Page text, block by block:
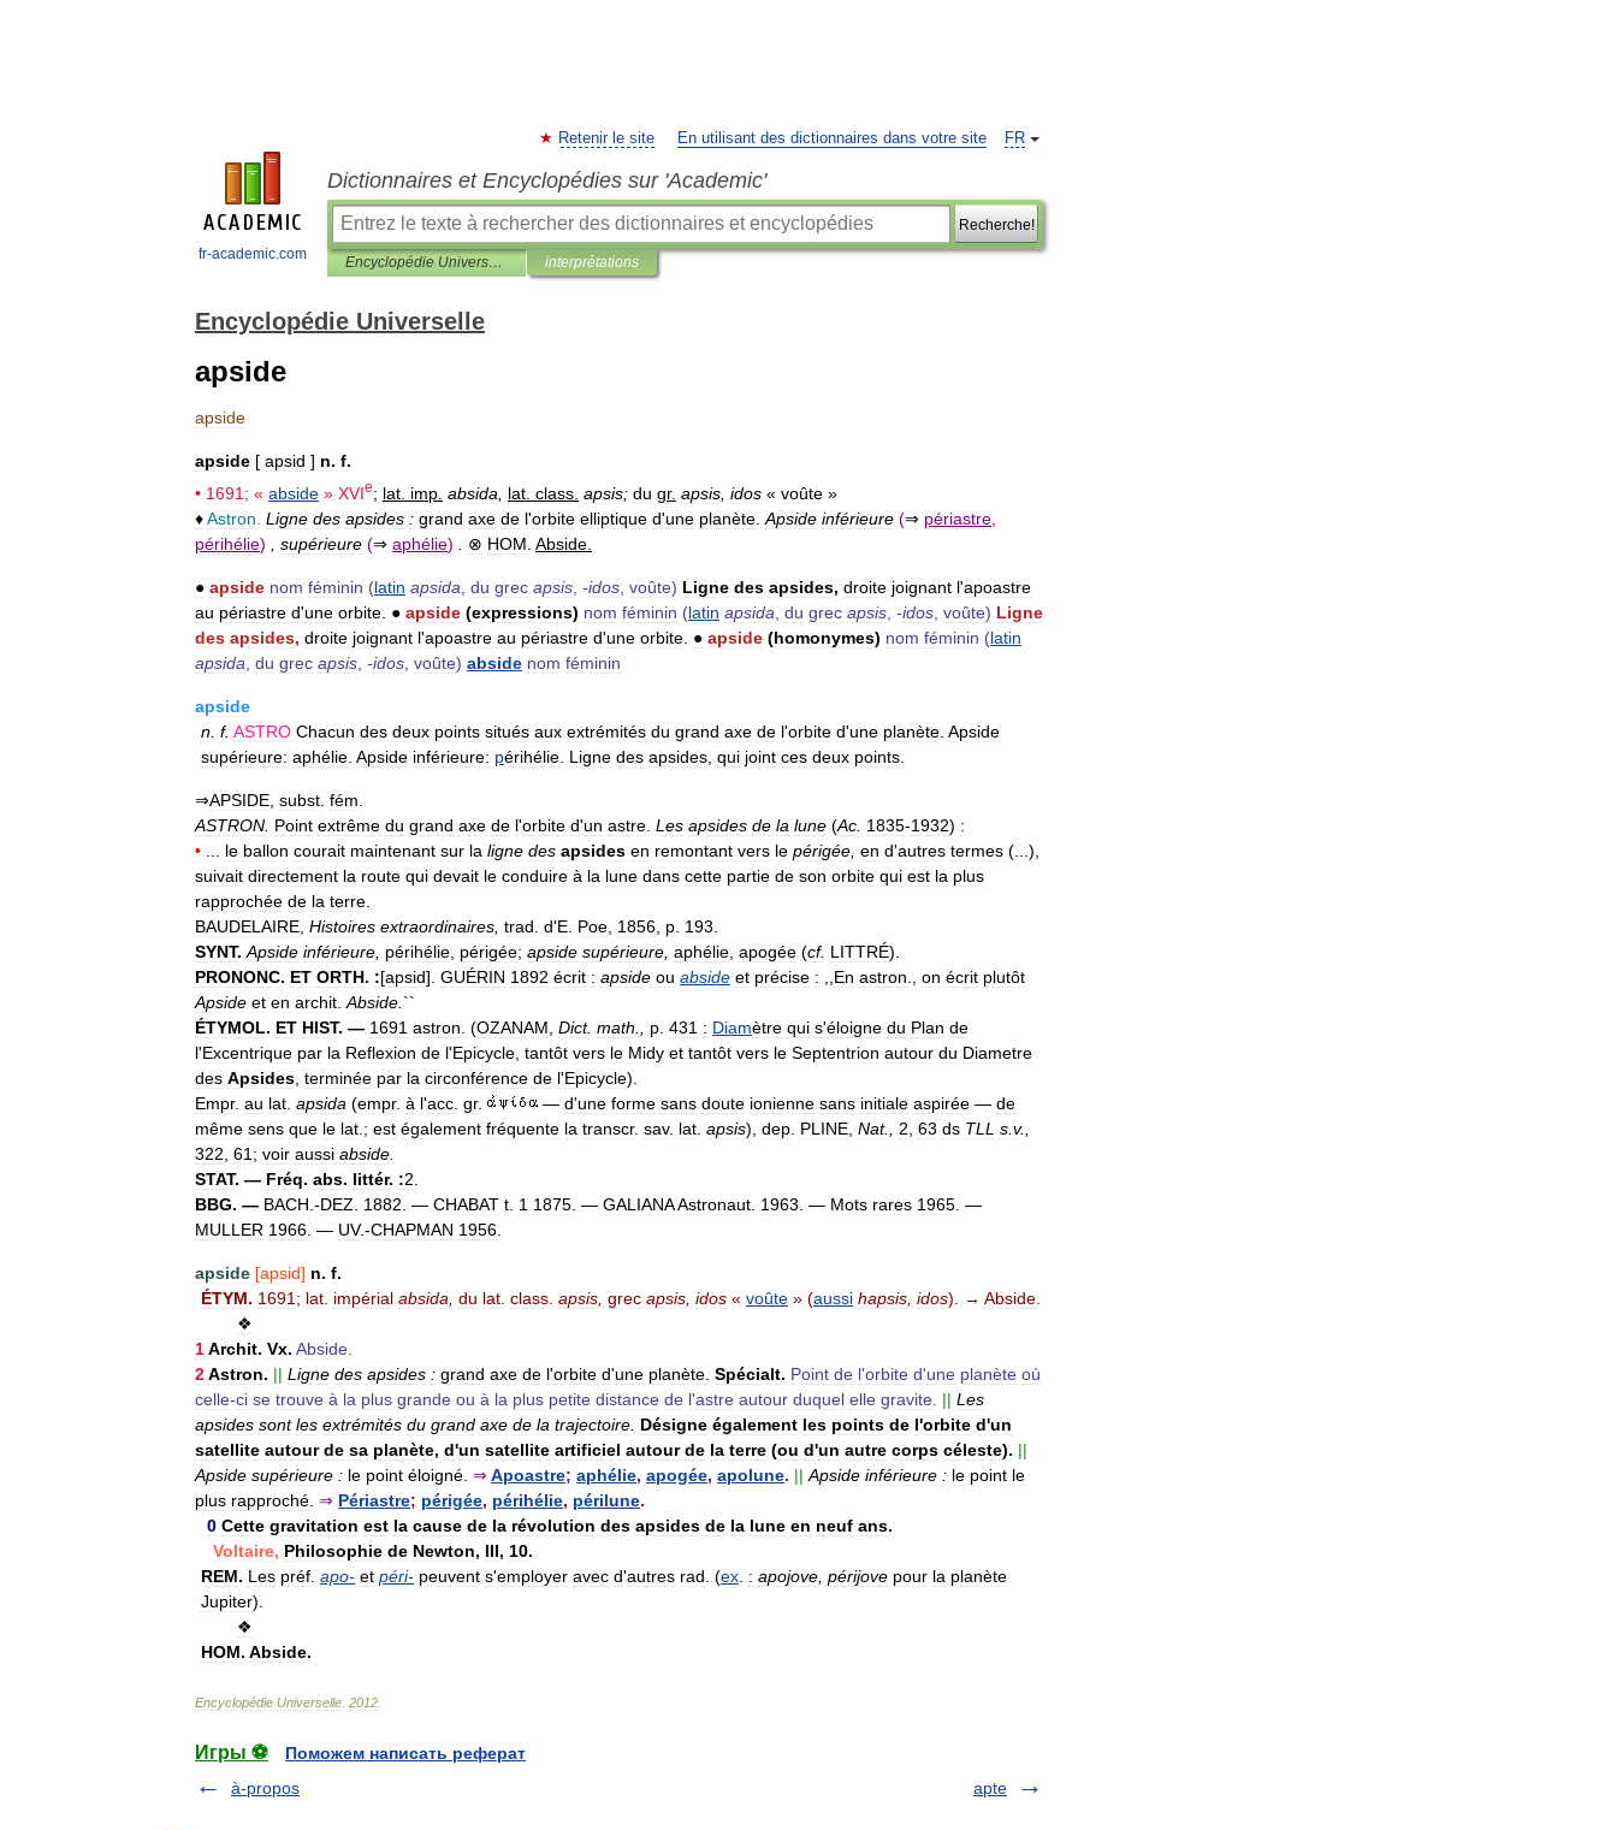
fr-academic.com
FR
Retenir le site En utilisant des dictionnaires dans votre site
Dictionnaires et Encyclopédies sur 'Academic'
Recherche!
Encyclopédie Universelle interprétations
Encyclopédie Universelle
apside
apside
apside [ apsid ] n. f.
• 1691 ; « abside » XVIe; lat imp absida lat class apsis; du gr. apsis idos « voûte »
♦Astron Ligne des apsides : grand axe de l'orbite elliptique d'une planète Apside inférieure (⇒ périastre
périhélie) supérieure (⇒ aphélie) ⊗ HOM Abside
● apside nom féminin (latin apsida du grec apsis -idos voûte) Ligne des apsides, droite joignant l'apoastre
au périastre d'une orbite ● apside (expressions) nom féminin (latin apsida du grec apsis -idos voûte) Ligne
des apsides, droite joignant l'apoastre au périastre d'une orbite ● apside (homonymes) nom féminin (latin
apsida du grec apsis -idos voûte) abside nom féminin
apside
n f. ASTRO Chacun des deux points situés aux extrémités du grand axe de l'orbite d'une planète Apside
supérieure: aphélie Apside inférieure: périhélie Ligne des apsides qui joint ces deux points
⇒APSIDE subst fém
ASTRON Point extrême du grand axe de l'orbite d'un astre Les apsides de la lune (Ac 1835-1932) :
•
le ballon courait maintenant sur la ligne des apsides en remontant vers le périgée en d'autres termes (...),
suivait directement la route qui devait le conduire à la lune dans cette partie de son orbite qui est la plus
rapprochée de la terre
BAUDELAIRE Histoires extraordinaires trad d'E Poe 1856 p 193
SYNT. Apside inférieure périhélie périgée; apside supérieure aphélie apogée (cf. LITTRÉ).
PRONONC. ET ORTH. :[apsid]. GUÉRIN 1892 écrit : apside ou abside et précise : En astron on écrit plutôt
Apside et en archit Abside ``
ÉTYMOL. ET HIST. — 1691 astron . (OZANAM Dict. math p 431 : Diamètre qui s'éloigne du Plan de
l'Excentrique par la Reflexion de l'Epicycle tantôt vers le Midy et tantôt vers le Septentrion autour du Diametre
des Apsides terminée par la circonférence de l'Epicycle).
Empr. au lat apsida (empr. à l'acc gr. — d'une forme sans doute ionienne sans initiale aspirée — de
même sens que le lat .; est également fréquente la transcr. sav. lat apsis), dep PLINE Nat., 2 63 ds TLL s v.,
322 61 ; voir aussi abside
STAT. — Fréq. abs. littér. :2
BBG. — BACH .-DEZ 1882 . — CHABAT t 1 1875 . — GALIANAAstronaut 1963 . — Mots rares 1965 . —
MULLER 1966 . — UV.-CHAPMAN 1956
apside [apsid] n. f.
ÉTYM. 1691 ; lat impérial absida du lat class apsis grec apsis idos « voûte » (aussi hapsis idos). → Abside
❖
1Archit. Vx. Abside
2Astron. || Ligne des apsides : grand axe de l'orbite d'une planète Spécialt. Point de l'orbite d'une planète où
celle-ci se trouve à la plus grande ou à la plus petite distance de l'astre autour duquel elle gravite || Les
apsides sont les extrémités du grand axe de la trajectoire Désigne également les points de l'orbite d'un
satellite autour de sa planète, d'un satellite artificiel autour de la terre (ou d'un autre corps céleste). ||
Apside supérieure : le point éloigné ⇒ Apoastre; aphélie, apogée, apolune. || Apside inférieure : le point le
plus rapproché ⇒ Périastre; périgée, périhélie, périlune.
0 Cette gravitation est la cause de la révolution des apsides de la lune en neuf ans.
Voltaire, Philosophie de Newton, III, 10.
REM. Les préf apo- et péri- peuvent s'employer avec d'autres rad . (ex : apojove périjove pour la planète
Jupiter).
❖
HOM. Abside.
Encyclopédie Universelle 2012
Игры ⚽
Поможем написать реферат
à-propos
apte